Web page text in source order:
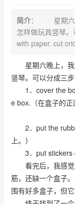
简介： 星期六晚
怎样做玩具竖
with paper. cut
星期六晚上，我
竖琴。可以分成三
1．cover the
e box.（在盒子的正
2．put the
上。）
3．put stickers
看完后，我感觉
筋，还缺一个盒子
围有好多盒子，但